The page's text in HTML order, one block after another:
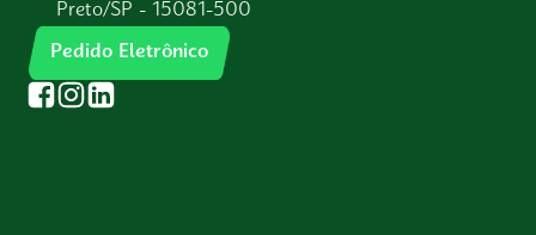
Preto/SP - 15081-500
Pedido Eletrônico